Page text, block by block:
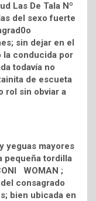
Las De Tala Nº
del sexo fuerte
sin dejar en el
la conducida por
todavía no
de escueta
rol sin obviar a
yeguas mayores
pequeña tordilla
WOMAN ;
consagrado
bien ubicada en